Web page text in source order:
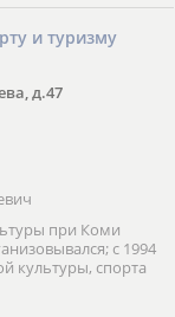
и туризму
д.47
при Коми
с 1994
культуры, спорта